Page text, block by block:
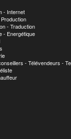
- Internet
- Traduction
- Energétique
- Télévendeurs -